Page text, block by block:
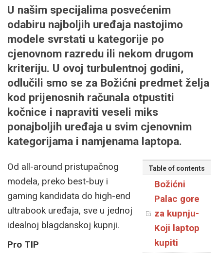
U našim specijalima posvećenim
odabiru najboljih uređaja nastojimo
modele svrstati u kategorije po
cjenovnom razredu ili nekom drugom
kriteriju. U ovoj turbulentnoj godini,
odlučili smo se za Božićni predmet želja
kod prijenosnih računala otpustiti
kočnice i napraviti veseli miks
ponajboljih uređaja u svim cjenovnim
kategorijama i namjenama laptopa.
Table of contents
Božićni
Palac gore
za kupnju-
Koji laptop
kupiti
Od all-around pristupačnog
modela, preko best-buy i
gaming kandidata do high-end
ultrabook uređaja, sve u jednoj
idealnoj blagdanskoj kupnji.
Pro TIP